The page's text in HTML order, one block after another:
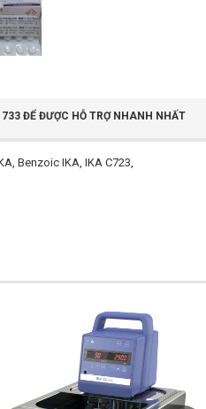
ĐỂ ĐƯỢC HỖ TRỢ NHANH NHẤT
Benzoic IKA, IKA C723,